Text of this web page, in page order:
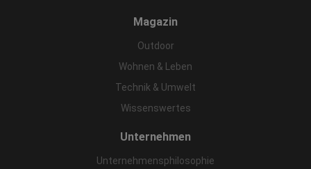
Magazin
Outdoor
Wohnen & Leben
Technik & Umwelt
Wissenswertes
Unternehmen
Unternehmensphilosophie